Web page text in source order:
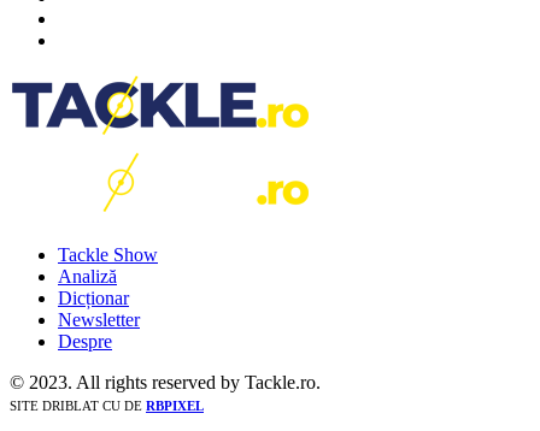
Tackle Show
Analiză
Dicționar
Newsletter
Despre
© 2023. All rights reserved by Tackle.ro.
SITE DRIBLAT CU DE RBPIXEL